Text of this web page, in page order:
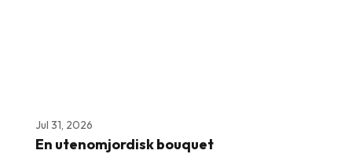
Jul 31, 2026
En utenomjordisk bouquet